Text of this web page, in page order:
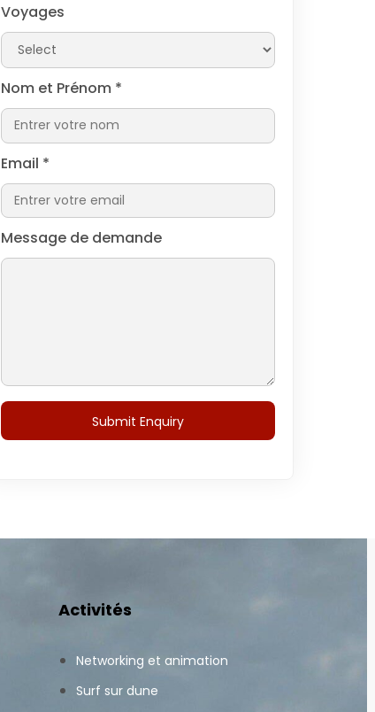
Voyages
Nom et Prénom *
Email *
Message de demande
Activités
Networking et animation
Surf sur dune